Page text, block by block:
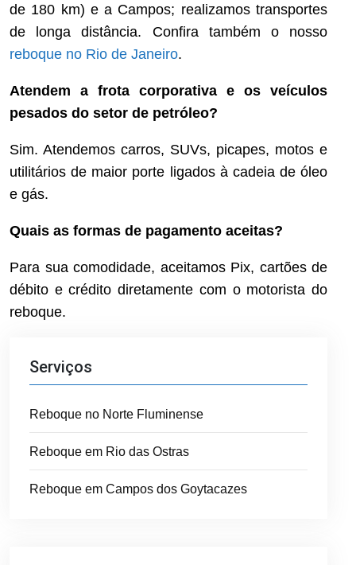
Serviços
Reboque no Norte Fluminense
Reboque em Rio das Ostras
Reboque em Campos dos Goytacazes
de 180 km) e a Campos; realizamos transportes
de longa distância. Confira também o nosso
reboque no Rio de Janeiro.
Atendem a frota corporativa e os veículos
pesados do setor de petróleo?
Sim. Atendemos carros, SUVs, picapes, motos e
utilitários de maior porte ligados à cadeia de óleo
e gás.
Quais as formas de pagamento aceitas?
Para sua comodidade, aceitamos Pix, cartões de
débito e crédito diretamente com o motorista do
reboque.